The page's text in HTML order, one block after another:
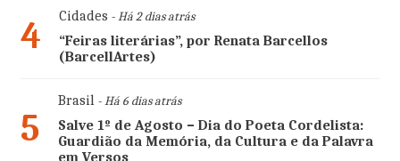
4 Cidades - Há 2 dias atrás
“Feiras literárias”, por Renata Barcellos
(BarcellArtes)
5
Brasil- Há 6 dias atrás
Salve 1º de Agosto – Dia do Poeta Cordelista:
Guardião da Memória, da Cultura e da Palavra
em Versos